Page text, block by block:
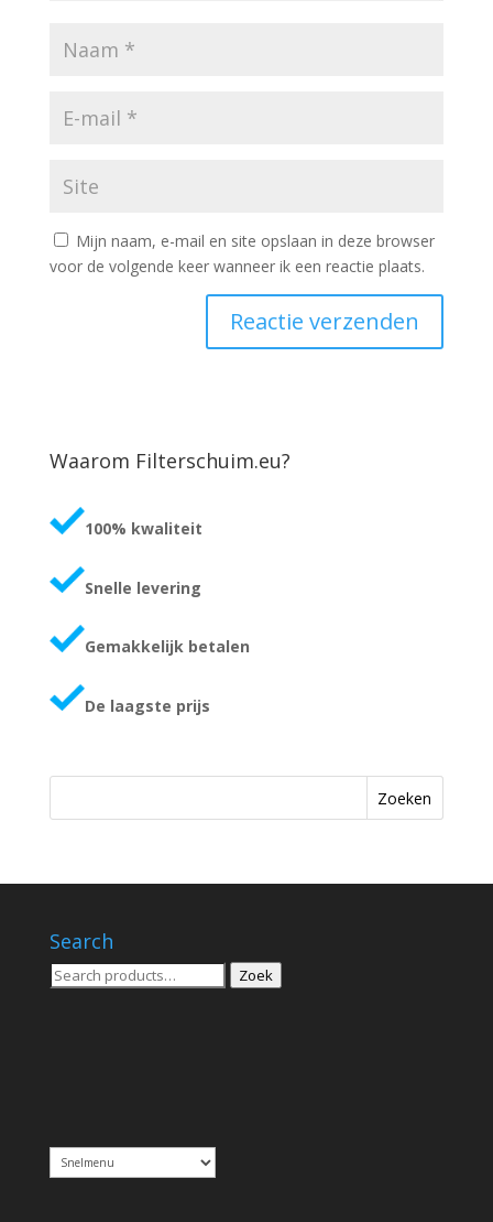
Mijn naam, e-mail en site opslaan in deze browser
voor de volgende keer wanneer ik een reactie plaats.
Waarom Filterschuim.eu?
100% kwaliteit
Snelle levering
Gemakkelijk betalen
De laagste prijs
Zoeken
Search
Zoeken
Zoek